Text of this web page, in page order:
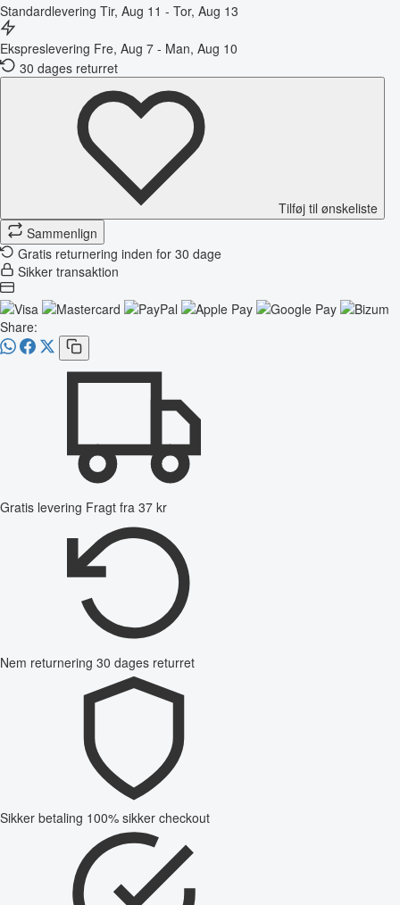
Standardlevering Tir, Aug 11 - Tor, Aug 13
Ekspreslevering Fre, Aug 7 - Man, Aug 10
30 dages returret
Tilføj til ønskeliste
Sammenlign
Gratis returnering inden for 30 dage
Sikker transaktion
Share:
Gratis levering Fragt fra 37 kr
Nem returnering 30 dages returret
Sikker betaling 100% sikker checkout